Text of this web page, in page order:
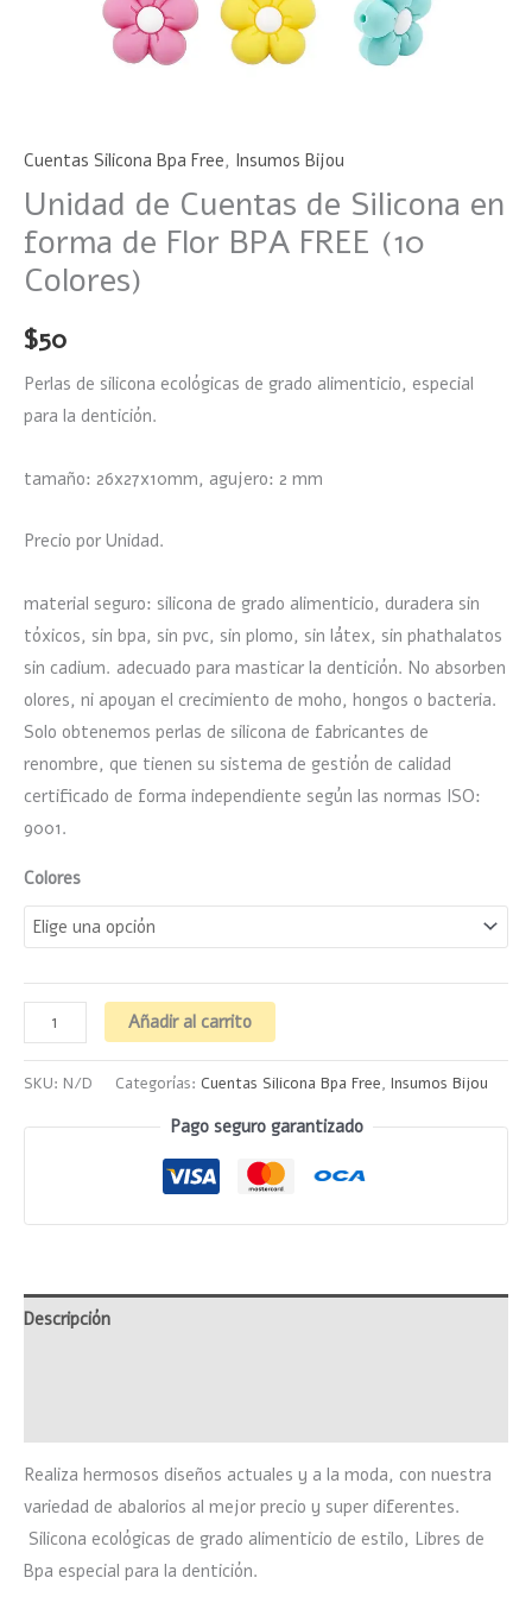
Cuentas Silicona Bpa Free, Insumos Bijou
Unidad de Cuentas de Silicona en
forma de Flor BPA FREE (10
Colores)
$50
Perlas de silicona ecológicas de grado alimenticio, especial
para la dentición.
tamaño: 26x27x10mm, agujero: 2 mm
Precio por Unidad.
material seguro: silicona de grado alimenticio, duradera sin
tóxicos, sin bpa, sin pvc, sin plomo, sin látex, sin phathalatos
sin cadium. adecuado para masticar la dentición. No absorben
olores, ni apoyan el crecimiento de moho, hongos o bacteria.
Solo obtenemos perlas de silicona de fabricantes de
renombre, que tienen su sistema de gestión de calidad
certificado de forma independiente según las normas ISO:
9001.
Colores
Añadir al carrito
SKU: N/D Categorías: Cuentas Silicona Bpa Free, Insumos Bijou
Pago seguro garantizado
Descripción
Realiza hermosos diseños actuales y a la moda, con nuestra
variedad de abalorios al mejor precio y super diferentes.
Silicona ecológicas de grado alimenticio de estilo, Libres de
Bpa especial para la dentición.